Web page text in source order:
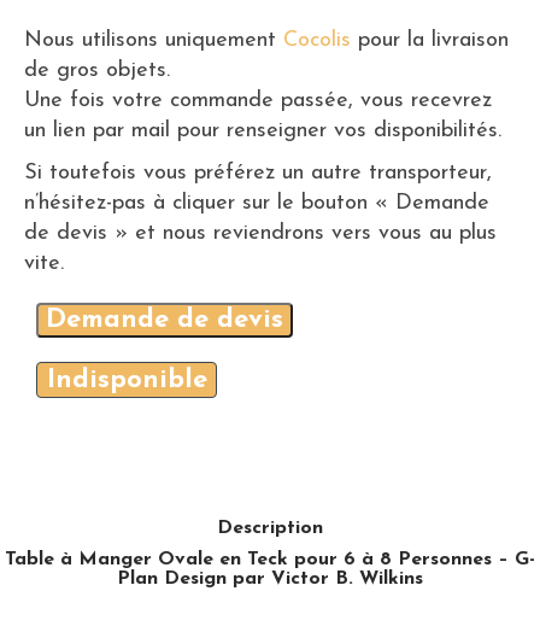
Nous utilisons uniquement Cocolis pour la livraison
de gros objets.
Une fois votre commande passée, vous recevrez
un lien par mail pour renseigner vos disponibilités.
Si toutefois vous préférez un autre transporteur,
n’hésitez-pas à cliquer sur le bouton « Demande
de devis » et nous reviendrons vers vous au plus
vite.
Demande de devis
Indisponible
Description
Table à Manger Ovale en Teck pour 6 à 8 Personnes – G-
Plan Design par Victor B. Wilkins